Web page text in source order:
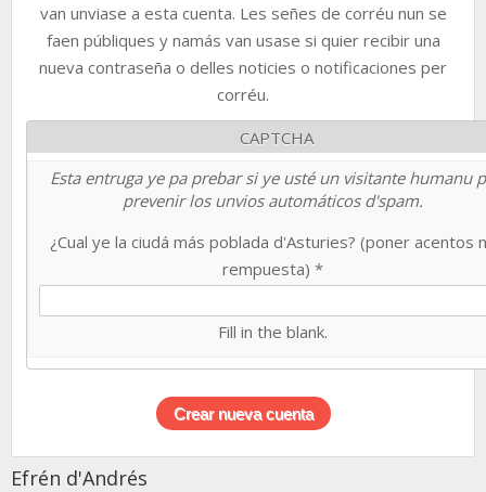
van unviase a esta cuenta. Les señes de corréu nun se
faen públiques y namás van usase si quier recibir una
nueva contraseña o delles noticies o notificaciones per
corréu.
CAPTCHA
Esta entruga ye pa prebar si ye usté un visitante humanu
prevenir los unvios automáticos d'spam.
¿Cual ye la ciudá más poblada d'Asturies? (poner acentos
rempuesta) *
Fill in the blank.
Efrén d'Andrés